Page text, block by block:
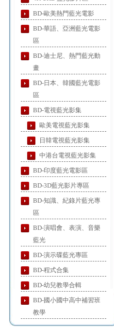
BD-歐美熱門藍光電影
BD-華語、亞洲藍光電影
區
BD-迪士尼、熱門藍光動
畫
BD-日本、韓國藍光電影
區
BD-電視藍光影集
歐美電視藍光影集
日韓電視藍光影集
中港台電視藍光影集
BD-印度藍光電影區
BD-3D藍光影片專區
BD-知識、紀錄片藍光專
區
BD-演唱會、表演、音樂
藍光
BD-演示碟藍光專區
BD-程式合集
BD-幼兒教學合輯
BD-國小國中高中補習班
教學